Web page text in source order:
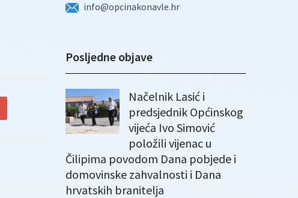
info@opcinakonavle.hr
Posljedne objave
Načelnik Lasić i
predsjednik Općinskog
vijeća Ivo Simović
položili vijenac u
Čilipima povodom Dana pobjede i
domovinske zahvalnosti i Dana
hrvatskih branitelja